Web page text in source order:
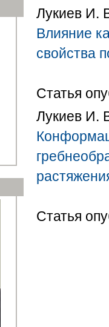
Лукиев И.
Влияние
свойства
Статья
Лукиев И.
Статья